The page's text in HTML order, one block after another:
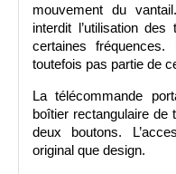
mouvement du
interdit l’utilisation
certaines
toutefois pas partie de
La télécommande
boîtier rectangulaire de
deux boutons.
original que design.